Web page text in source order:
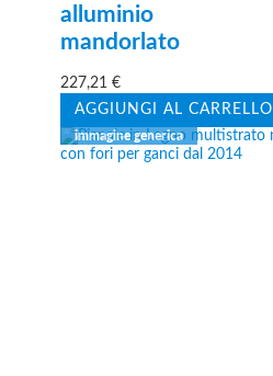
alluminio
mandorlato
227,21€
AGGIUNGI AL CARRELLO